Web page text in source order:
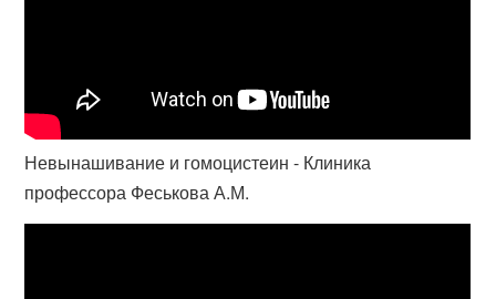
Невынашивание и гомоцистеин - Клиника
профессора Феськова А.М.